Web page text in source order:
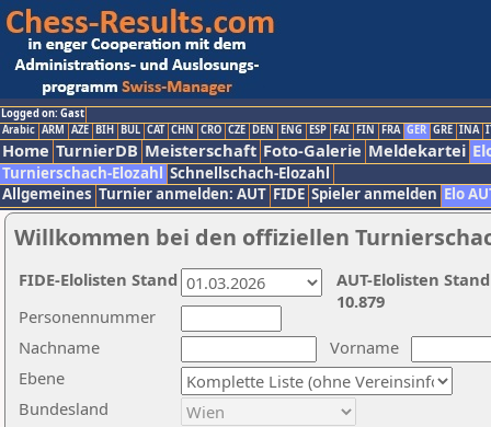
Logged on: Gast
Arabic ARM AZE BIH BUL CAT CHN CRO CZE DEN ENG ESP FAI FIN FRA GER GRE INA
Home TurnierDB Meisterschaft Foto-Galerie Meldekartei
Turnierschach-Elozahl Schnellschach-Elozahl
Allgemeines Turnier anmelden: AUT FIDE Spieler anmelden Elo
Willkommen bei den offiziellen
Nachname
Vorname
Ebene
Personennummer
Bundesland
AUT-Elolisten
10.879
FIDE-Elolisten Stand